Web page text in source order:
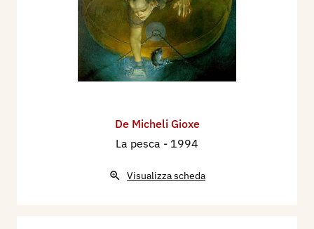
De Micheli Gioxe
La pesca - 1994
Visualizza scheda